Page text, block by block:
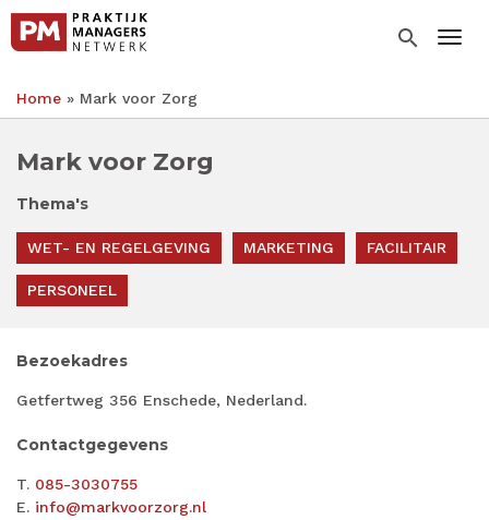
Overslaan
naar
inhoud
search
Home Mark voor Zorg
Mark voor Zorg
Thema's
WET- EN REGELGEVING MARKETING FACILITAIR
PERSONEEL
Bezoekadres
Getfertweg 356 Enschede, Nederland.
Contactgegevens
T. 085-3030755
E. info@markvoorzorg.nl